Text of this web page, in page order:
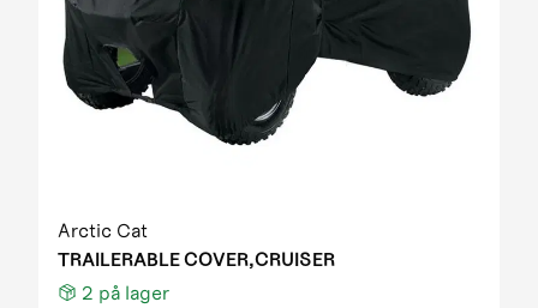
Arctic Cat
TRAILERABLE COVER,CRUISER
2 på lager